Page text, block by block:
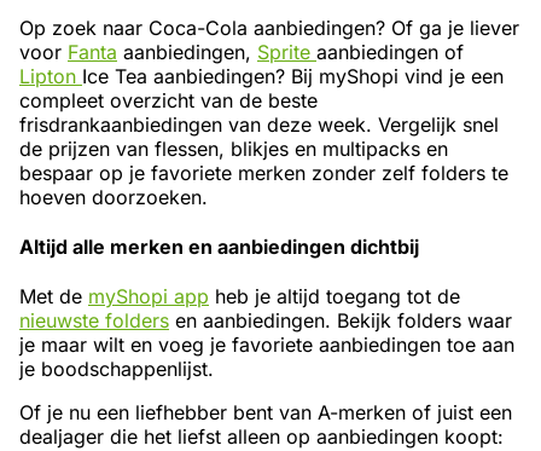
Op zoek naar Coca-Cola aanbiedingen? Of ga je liever
voor Fanta aanbiedingen, Sprite aanbiedingen of
Lipton Ice Tea aanbiedingen? Bij myShopi vind je een
compleet overzicht van de beste
frisdrankaanbiedingen van deze week. Vergelijk snel
de prijzen van flessen, blikjes en multipacks en
bespaar op je favoriete merken zonder zelf folders te
hoeven doorzoeken.
Altijd alle merken en aanbiedingen dichtbij
Met de myShopi app heb je altijd toegang tot de
nieuwste folders en aanbiedingen. Bekijk folders waar
je maar wilt en voeg je favoriete aanbiedingen toe aan
je boodschappenlijst.
Of je nu een liefhebber bent van A-merken of juist een
dealjager die het liefst alleen op aanbiedingen koopt: